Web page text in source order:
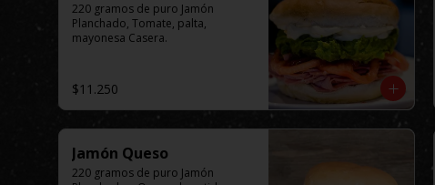
220 gramos de puro Jamón
Planchado, Tomate, palta,
mayonesa Casera.
$11.250
Jamón Queso
220 gramos de puro Jamón